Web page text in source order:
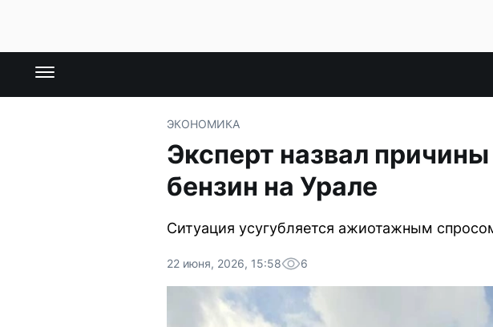
ЭКОНОМИКА
Эксперт назвал
бензин на Урале
Ситуация усугубляется ажиотажным
22 июня, 2026, 15:58 6